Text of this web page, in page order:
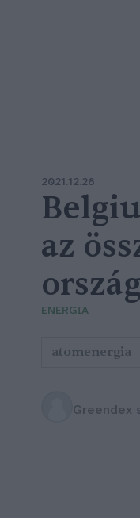
2021.12.28
az
ENERGIA
atomenergia
Greendex